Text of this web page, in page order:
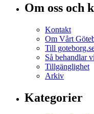
Om oss och
Kontakt
Om Vårt
Till
Så behandlar
Tillgänglighet
Arkiv
Kategorier